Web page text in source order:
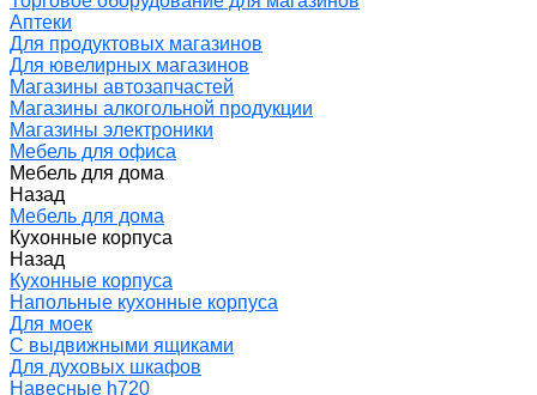
Аптеки
Для продуктовых магазинов
Для ювелирных магазинов
Магазины автозапчастей
Магазины алкогольной продукции
Магазины электроники
Мебель для офиса
Мебель для дома
Назад
Мебель для дома
Кухонные корпуса
Назад
Кухонные корпуса
Напольные кухонные корпуса
Для моек
С выдвижными ящиками
Для духовых шкафов
Навесные h720